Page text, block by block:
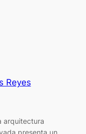
Reyes
arquitectura
presenta un